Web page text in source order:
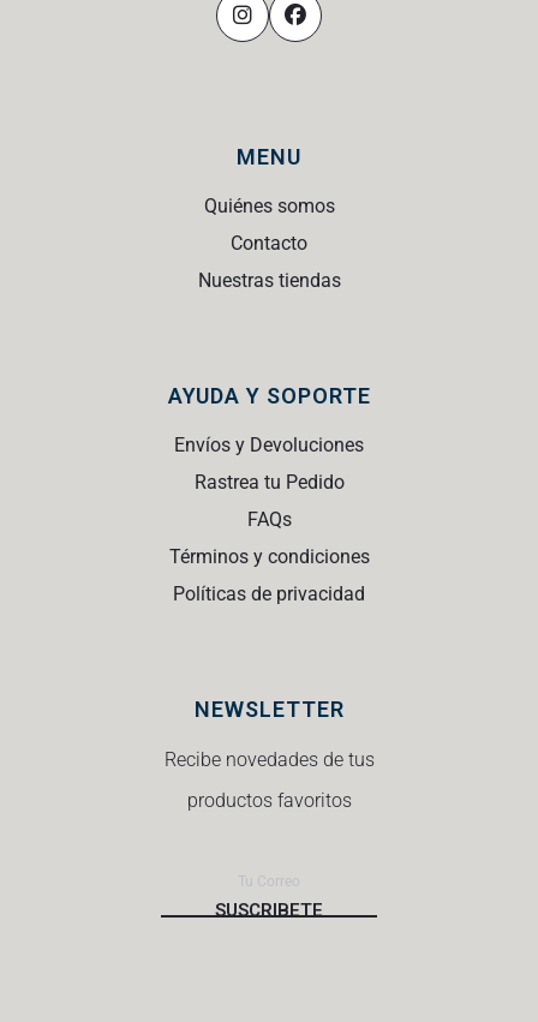
MENU
Quiénes somos
Contacto
Nuestras tiendas
AYUDA Y SOPORTE
Envíos y Devoluciones
Rastrea tu Pedido
FAQs
Términos y condiciones
Políticas de privacidad
NEWSLETTER
Recibe novedades de tus
productos favoritos